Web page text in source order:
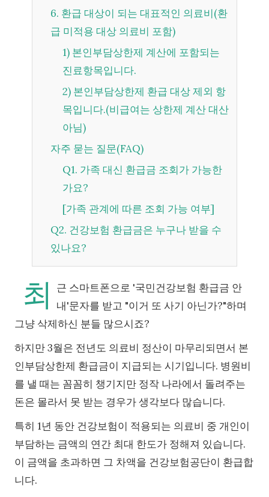
6. 환급 대상이 되는 대표적인 의료비(환
급 미적용 대상 의료비 포함)
1) 본인부담상한제 계산에 포함되는
진료항목입니다.
2) 본인부담상한제 환급 대상 제외 항
목입니다.(비급여는 상한제 계산 대산
아님)
자주 묻는 질문(FAQ)
Q1. 가족 대신 환급금 조회가 가능한
가요?
[가족 관계에 따른 조회 가능 여부]
Q2. 건강보험 환급금은 누구나 받을 수
있나요?
최
근 스마트폰으로 '국민건강보험 환급금 안
내'문자를 받고 "이거 또 사기 아닌가?"하며
그냥 삭제하신 분들 많으시죠?
하지만 3월은 전년도 의료비 정산이 마무리되면서 본
인부담상한제 환급금이 지급되는 시기입니다. 병원비
를 낼 때는 꼼꼼히 챙기지만 정작 나라에서 돌려주는
돈은 몰라서 못 받는 경우가 생각보다 많습니다.
특히 1년 동안 건강보험이 적용되는 의료비 중 개인이
부담하는 금액의 연간 최대 한도가 정해져 있습니다.
이 금액을 초과하면 그 차액을 건강보험공단이 환급합
니다.